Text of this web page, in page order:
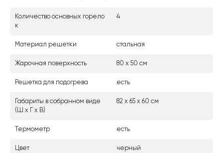
Количество основных горело
к
4
Материал решетки стальная
Жарочная поверхность 80 х 50 см
Решетка для подогрева есть
Габариты в собранном виде
(Ш х Г х В)
82 х 65 х 60 см
Термометр есть
Цвет черный